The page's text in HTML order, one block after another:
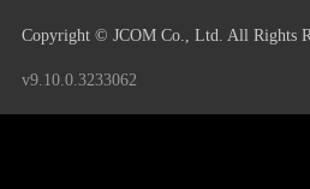
Copyright © JCOM Co., Ltd. All Rights
v9.10.0.3233062